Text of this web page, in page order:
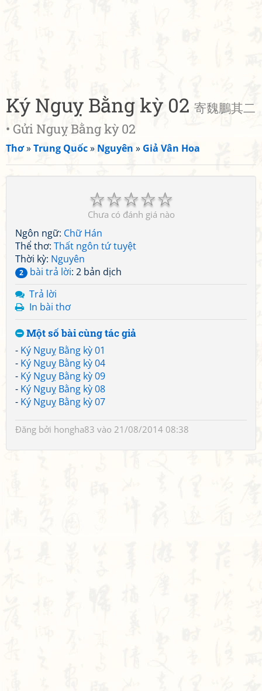
Ký Nguỵ Bằng kỳ 02 寄魏鵬其二
• Gửi Nguỵ Bằng kỳ 02
Thơ»Trung Quốc» Nguyên » Giả Vân Hoa
☆
☆
☆
☆
☆
Chưa có đánh giá nào
Ngôn ngữ: Chữ Hán
Thể thơ: Thất ngôn tứ tuyệt
Thời kỳ: Nguyên
2 bài trả lời: 2 bản dịch
Trả lời
In bài thơ
Một số bài cùng tác giả
- Ký Nguỵ Bằng kỳ 01
- Ký Nguỵ Bằng kỳ 04
- Ký Nguỵ Bằng kỳ 09
- Ký Nguỵ Bằng kỳ 08
- Ký Nguỵ Bằng kỳ 07
Đăng bởi hongha83 vào 21/08/2014 08:38